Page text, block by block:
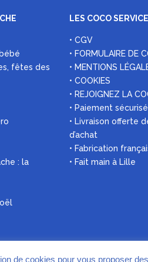
fêtes des
: la
LES COCO
• CGV
• FORMULAIRE DE
• MENTIONS
• COOKIES
• REJOIGNEZ LA
• Paiement sécurisé
• Livraison offerte
d’achat
• Fabrication
• Fait main à Lille
de cookies pour vous proposer